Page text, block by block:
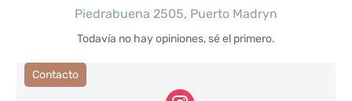
Piedrabuena 2505, Puerto Madryn
Todavía no hay opiniones, sé el primero.
Contacto